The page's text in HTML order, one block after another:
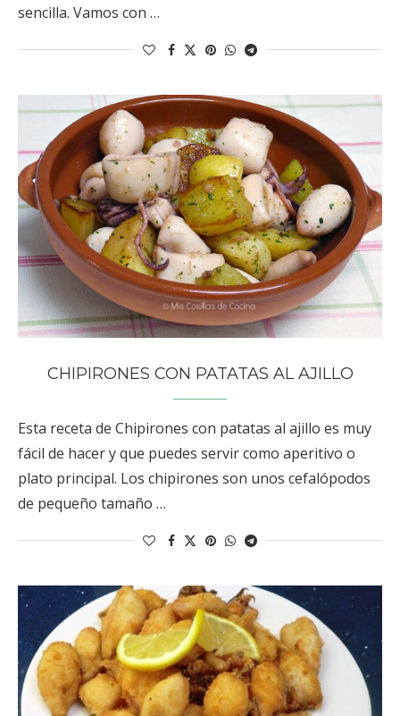
sencilla. Vamos con …
CHIPIRONES CON PATATAS AL AJILLO
Esta receta de Chipirones con patatas al ajillo es muy
fácil de hacer y que puedes servir como aperitivo o
plato principal. Los chipirones son unos cefalópodos
de pequeño tamaño …